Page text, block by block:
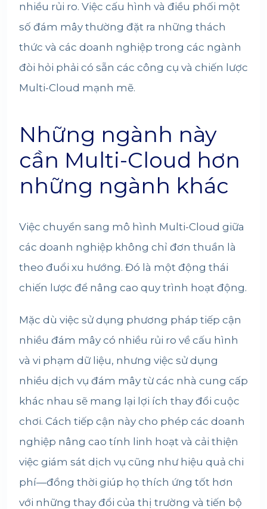
nhiều rủi ro. Việc cấu hình và điều phối một
số đám mây thường đặt ra những thách
thức và các doanh nghiệp trong các ngành
đòi hỏi phải có sẵn các công cụ và chiến lược
Multi-Cloud mạnh mẽ.
Những ngành này
cần Multi-Cloud hơn
những ngành khác
Việc chuyển sang mô hình Multi-Cloud giữa
các doanh nghiệp không chỉ đơn thuần là
theo đuổi xu hướng. Đó là một động thái
chiến lược để nâng cao quy trình hoạt động.
Mặc dù việc sử dụng phương pháp tiếp cận
nhiều đám mây có nhiều rủi ro về cấu hình
và vi phạm dữ liệu, nhưng việc sử dụng
nhiều dịch vụ đám mây từ các nhà cung cấp
khác nhau sẽ mang lại lợi ích thay đổi cuộc
chơi. Cách tiếp cận này cho phép các doanh
nghiệp nâng cao tính linh hoạt và cải thiện
việc giám sát dịch vụ cũng như hiệu quả chi
phí—đồng thời giúp họ thích ứng tốt hơn
với những thay đổi của thị trường và tiến bộ